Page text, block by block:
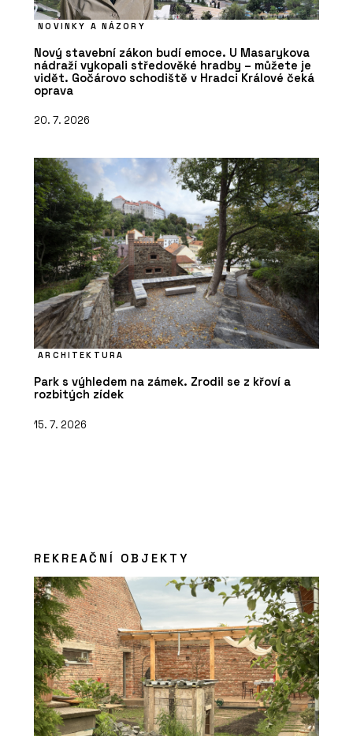
NOVINKY A NÁZORY
Nový stavební zákon budí emoce. U Masarykova
nádraží vykopali středověké hradby – můžete je
vidět. Gočárovo schodiště v Hradci Králové čeká
oprava
20. 7. 2026
ARCHITEKTURA
Park s výhledem na zámek. Zrodil se z křoví a
rozbitých zídek
15. 7. 2026
REKREAČNÍ OBJEKTY